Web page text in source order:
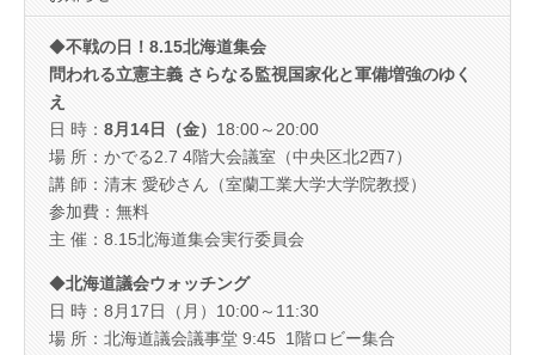
◆不戦の日！8.15北海道集会
問われる立憲主義 さらなる監視国家化と軍備増強のゆく
え
日 時： 8月14日（金） 18:00～20:00
場 所：かでる2.7 4階大会議室（中央区北2西7）
講 師：清末 愛砂さん（室蘭工業大学大学院教授）
参加費：無料
主 催：8.15北海道集会実行委員会
◆北海道議会ウォッチング
日 時：8月17日（月）10:00～11:30
場 所：北海道議会議事堂 9:45 1階ロビー集合